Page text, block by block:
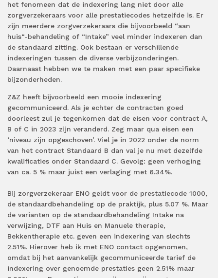
het fenomeen dat de indexering lang niet door alle
zorgverzekeraars voor alle prestatiecodes hetzelfde is. Er
zijn meerdere zorgverzekeraars die bijvoorbeeld “aan
huis“-behandeling of “Intake” veel minder indexeren dan
de standaard zitting. Ook bestaan er verschillende
indexeringen tussen de diverse verbijzonderingen.
Daarnaast hebben we te maken met een paar specifieke
bijzonderheden.
Z&Z heeft bijvoorbeeld een mooie indexering
gecommuniceerd. Als je echter de contracten goed
doorleest zul je tegenkomen dat de eisen voor contract A,
B of C in 2023 zijn veranderd. Zeg maar qua eisen een
‘niveau zijn opgeschoven’. Viel je in 2022 onder de norm
van het contract Standaard B dan val je nu met dezelfde
kwalificaties onder Standaard C. Gevolg: geen verhoging
van ca. 5 % maar juist een verlaging met 6.34%.
Bij zorgverzekeraar ENO geldt voor de prestatiecode 1000,
de standaardbehandeling op de praktijk, plus 5.07 %. Maar
de varianten op de standaardbehandeling Intake na
verwijzing, DTF aan Huis en Manuele therapie,
Bekkentherapie etc. geven een indexering van slechts
2.51%. Hierover heb ik met ENO contact opgenomen,
omdat bij het aanvankelijk gecommuniceerde tarief de
indexering over genoemde prestaties geen 2.51% maar